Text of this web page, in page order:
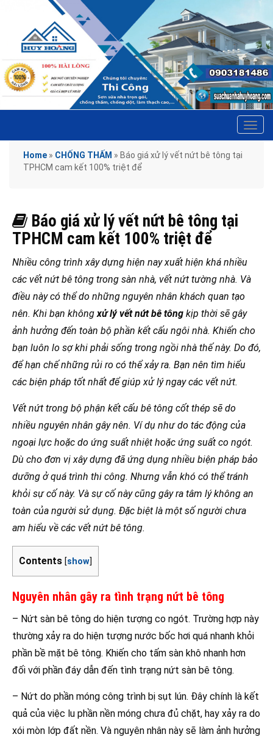
Home » CHỐNG THẤM » Báo giá xử lý vết nứt bê tông tại
TPHCM cam kết 100% triệt để
Báo giá xử lý vết nứt bê tông tại
TPHCM cam kết 100% triệt để
Nhiều công trình xây dựng hiện nay xuất hiện khá nhiều
các vết nứt bê tông trong sàn nhà, vết nứt tường nhà. Và
điều này có thể do những nguyên nhân khách quan tạo
nên. Khi bạn không xử lý vết nứt bê tông kịp thời sẽ gây
ảnh hưởng đến toàn bộ phần kết cấu ngôi nhà. Khiến cho
bạn luôn lo sợ khi phải sống trong ngồi nhà thế này. Do đó,
để hạn chế những rủi ro có thể xảy ra. Bạn nên tìm hiểu
các biện pháp tốt nhất để giúp xử lý ngay các vết nứt.
Vết nứt trong bộ phận kết cấu bê tông cốt thép sẽ do
nhiều nguyên nhân gây nên. Ví dụ như do tác động của
ngoại lực hoặc do ứng suất nhiệt hoặc ứng suất co ngót.
Dù cho đơn vị xây dựng đã ứng dụng nhiều biện pháp bảo
dưỡng ở quá trình thi công. Nhưng vẫn khó có thể tránh
khỏi sự cố này. Và sự cố này cũng gây ra tâm lý không an
toàn của người sử dụng. Đặc biệt là một số người chưa
am hiểu về các vết nứt bê tông.
Contents [show]
Nguyên nhân gây ra tình trạng nứt bê tông
– Nứt sàn bê tông do hiện tượng co ngót. Trường hợp này
thường xảy ra do hiện tượng nước bốc hơi quá nhanh khỏi
phần bề mặt bê tông. Khiến cho tấm sàn khô nhanh hơn
đối với phần đáy dẫn đến tình trạng nứt sàn bê tông.
– Nứt do phần móng công trình bị sụt lún. Đây chính là kết
quả của việc lu phần nền móng chưa đủ chặt, hay xảy ra do
xói mòn lớp đất nền. Và nguyên nhân này sẽ làm ảnh hưởng